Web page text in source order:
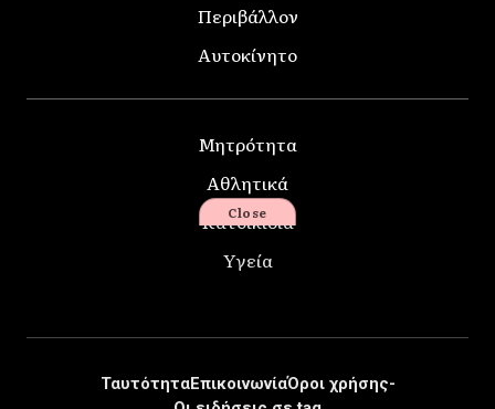
Περιβάλλον
Αυτοκίνητο
Μητρότητα
Αθλητικά
Κατοικίδια
Υγεία
ΤαυτότηταΕπικοινωνίαΌροι χρήσης-
Close